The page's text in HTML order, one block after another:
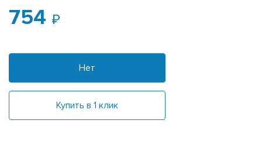
754
Нет
Купить в 1 клик